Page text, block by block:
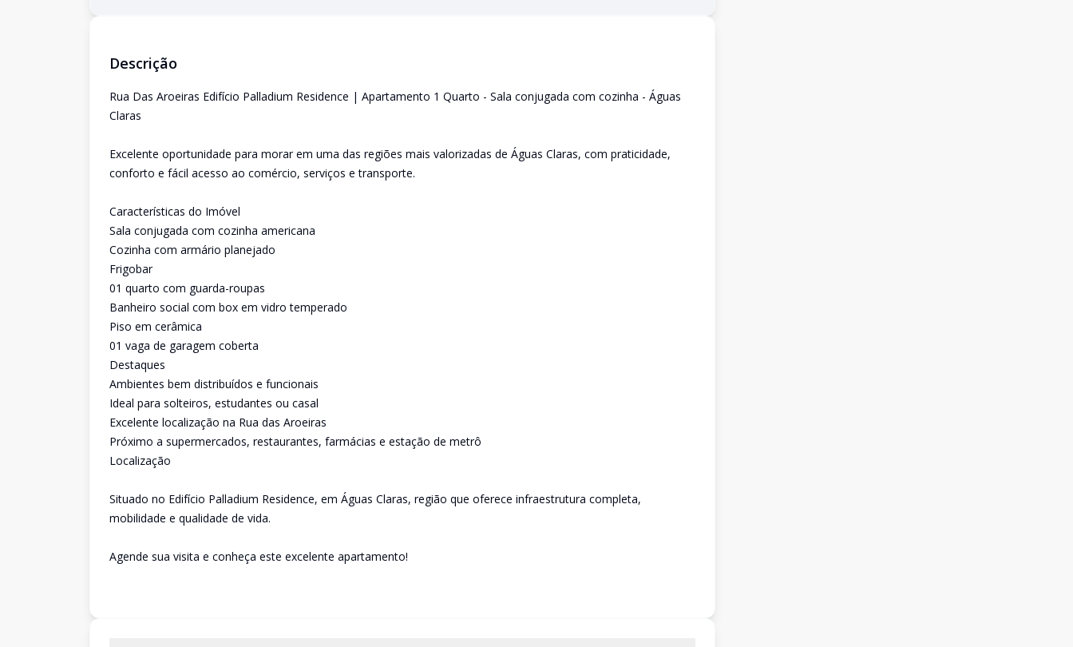
Descrição
Rua Das Aroeiras Edifício Palladium Residence | Apartamento 1 Quarto - Sala conjugada com cozinha - Águas
Claras
Excelente oportunidade para morar em uma das regiões mais valorizadas de Águas Claras, com praticidade,
conforto e fácil acesso ao comércio, serviços e transporte.
Características do Imóvel
Sala conjugada com cozinha americana
Cozinha com armário planejado
Frigobar
01 quarto com guarda-roupas
Banheiro social com box em vidro temperado
Piso em cerâmica
01 vaga de garagem coberta
Destaques
Ambientes bem distribuídos e funcionais
Ideal para solteiros, estudantes ou casal
Excelente localização na Rua das Aroeiras
Próximo a supermercados, restaurantes, farmácias e estação de metrô
Localização
Situado no Edifício Palladium Residence, em Águas Claras, região que oferece infraestrutura completa,
mobilidade e qualidade de vida.
Agende sua visita e conheça este excelente apartamento!